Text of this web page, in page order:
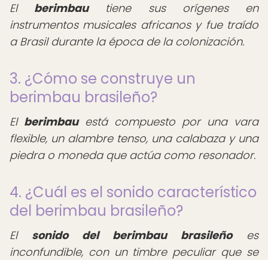
El berimbautiene sus orígenes en
instrumentos musicales africanos y fue traído
a Brasil durante la época de la colonización.
3. ¿Cómo se construye un
berimbau brasileño?
El berimbauestá compuesto por una vara
flexible, un alambre tenso, una calabaza y una
piedra o moneda que actúa como resonador.
4. ¿Cuál es el sonido característico
del berimbau brasileño?
El sonido del berimbau brasileñoes
inconfundible, con un timbre peculiar que se